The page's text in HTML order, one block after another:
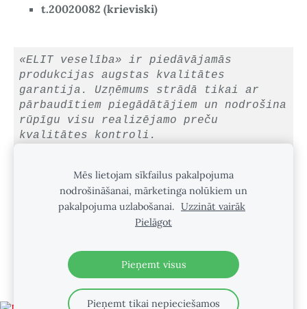
t.20020082 (krieviski)
«ELIT veselība» ir piedāvājamās
produkcijas augstas kvalitātes
garantija. Uzņēmums strādā tikai ar
pārbaudītiem piegādātājiem un nodrošina
rūpīgu visu realizējamo preču
kvalitātes kontroli.
Sīkdatnes
Mēs lietojam sīkfailus pakalpojuma
nodrošināšanai, mārketinga nolūkiem un
pakalpojuma uzlabošanai. Uzzināt vairāk
Pielāgot
Pieņemt visus
Pieņemt tikai nepieciešamos